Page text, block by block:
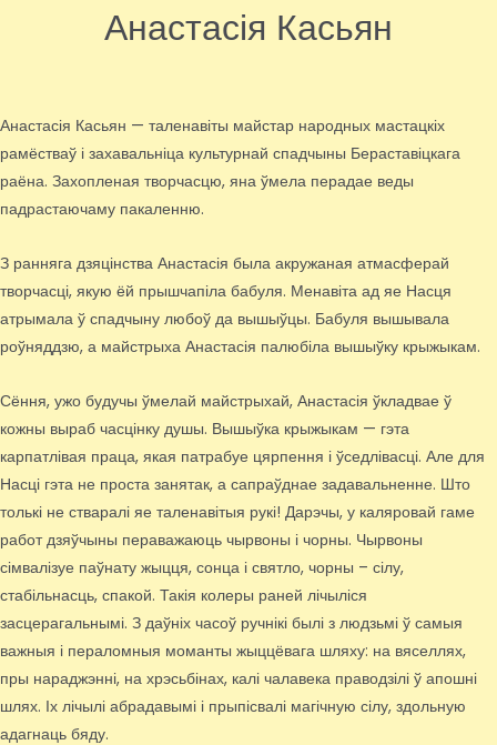
Анастасія Касьян
Анастасія Касьян — таленавіты майстар народных мастацкіх
рамёстваў і захавальніца культурнай спадчыны Бераставіцкага
раёна. Захопленая творчасцю, яна ўмела перадае веды
падрастаючаму пакаленню.
З ранняга дзяцінства Анастасія была акружаная атмасферай
творчасці, якую ёй прышчапіла бабуля. Менавіта ад яе Насця
атрымала ў спадчыну любоў да вышыўцы. Бабуля вышывала
роўняддзю, а майстрыха Анастасія палюбіла вышыўку крыжыкам.
Сёння, ужо будучы ўмелай майстрыхай, Анастасія ўкладвае ў
кожны выраб часцінку душы. Вышыўка крыжыкам — гэта
карпатлівая праца, якая патрабуе цярпення і ўседлівасці. Але для
Насці гэта не проста занятак, а сапраўднае задавальненне. Што
толькі не стваралі яе таленавітыя рукі! Дарэчы, у каляровай гаме
работ дзяўчыны пераважаюць чырвоны і чорны. Чырвоны
сімвалізуе паўнату жыцця, сонца і святло, чорны – сілу,
стабільнасць, спакой. Такія колеры раней лічыліся
засцерагальнымі. З даўніх часоў ручнікі былі з людзьмі ў самыя
важныя і пераломныя моманты жыццёвага шляху: на вяселлях,
пры нараджэнні, на хрэсьбінах, калі чалавека праводзілі ў апошні
шлях. Іх лічылі абрадавымі і прыпісвалі магічную сілу, здольную
адагнаць бяду.